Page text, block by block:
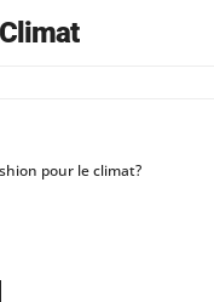
pour le climat?